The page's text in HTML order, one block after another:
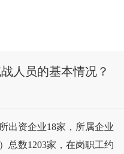
人员的基本情况？
资企业18家，所属企业
总数1203家，在岗职工约